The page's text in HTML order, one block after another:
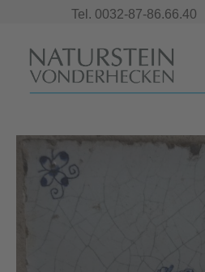
Tel. 0032-87-86.66.40